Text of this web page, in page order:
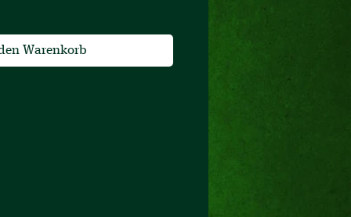
Warenkorb